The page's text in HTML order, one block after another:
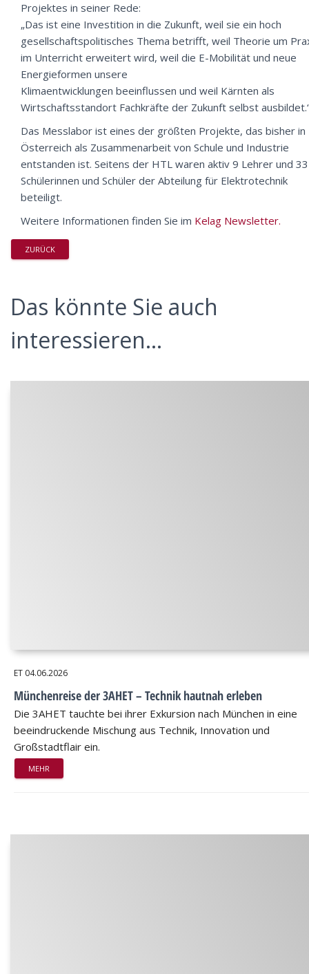
Projektes in seiner Rede:
„Das ist eine Investition in die Zukunft, weil sie ein hoch
gesellschaftspolitisches Thema betrifft, weil Theorie um
im Unterricht erweitert wird, weil die E-Mobilität und neue
Energieformen unsere
Klimaentwicklungen beeinflussen und weil Kärnten als
Wirtschaftsstandort Fachkräfte der Zukunft selbst
Das Messlabor ist eines der größten Projekte, das bisher in
Österreich als Zusammenarbeit von Schule und Industrie
entstanden ist. Seitens der HTL waren aktiv 9 Lehrer und 33
Schülerinnen und Schüler der Abteilung für Elektrotechnik
beteiligt.
Weitere Informationen finden Sie im Kelag Newsletter.
ZURÜCK
Das könnte Sie auch
interessieren...
ET 04.06.2026
Münchenreise der 3AHET – Technik hautnah erleben
Die 3AHET tauchte bei ihrer Exkursion nach München in eine
beeindruckende Mischung aus Technik, Innovation und
Großstadtflair ein.
MEHR